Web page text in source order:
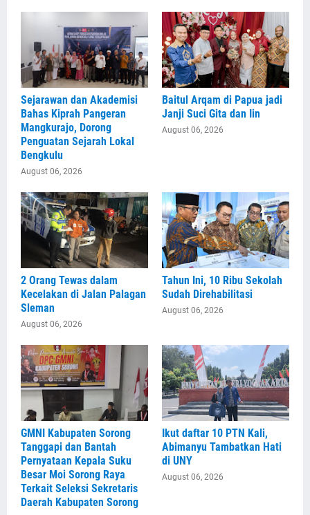
Sejarawan dan Akademisi
Bahas Kiprah Pangeran
Mangkurajo, Dorong
Penguatan Sejarah Lokal
Bengkulu
August 06, 2026
Baitul Arqam di Papua jadi
Janji Suci Gita dan Iin
August 06, 2026
2 Orang Tewas dalam
Kecelakan di Jalan Palagan
Sleman
August 06, 2026
Tahun Ini, 10 Ribu Sekolah
Sudah Direhabilitasi
August 06, 2026
GMNI Kabupaten Sorong
Tanggapi dan Bantah
Pernyataan Kepala Suku
Besar Moi Sorong Raya
Terkait Seleksi Sekretaris
Daerah Kabupaten Sorong
Ikut daftar 10 PTN Kali,
Abimanyu Tambatkan Hati
di UNY
August 06, 2026